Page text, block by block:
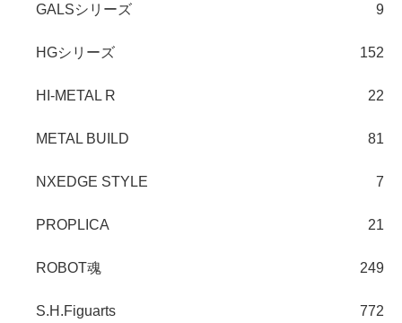
GALSシリーズ 9
HGシリーズ 152
HI-METAL R 22
METAL BUILD 81
NXEDGE STYLE 7
PROPLICA 21
ROBOT魂 249
S.H.Figuarts 772